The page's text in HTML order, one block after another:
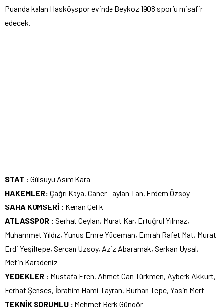
Puanda kalan Hasköyspor evinde Beykoz 1908 spor’u misafir
edecek.
STAT : Gülsuyu Asım Kara
HAKEMLER: Çağrı Kaya, Caner Taylan Tan, Erdem Özsoy
SAHA KOMSERİ : Kenan Çelik
ATLASSPOR : Serhat Ceylan, Murat Kar, Ertuğrul Yılmaz,
Muhammet Yıldız, Yunus Emre Yüceman, Emrah Rafet Mat, Murat
Erdi Yeşiltepe, Sercan Uzsoy, Aziz Abaramak, Serkan Uysal,
Metin Karadeniz
YEDEKLER : Mustafa Eren, Ahmet Can Türkmen, Ayberk Akkurt,
Ferhat Şenses, İbrahim Hami Tayran, Burhan Tepe, Yasin Mert
TEKNİK SORUMLU : Mehmet Berk Güngör